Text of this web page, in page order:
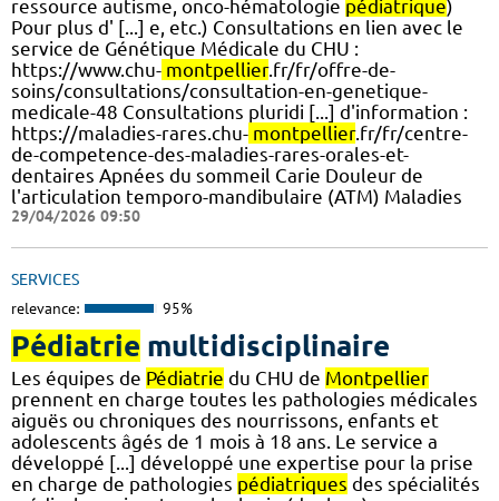
ressource autisme, onco-hématologie pédiatrique)
Pour plus d' [...] e, etc.) Consultations en lien avec le
service de Génétique Médicale du CHU :
https://www.chu- montpellier.fr/fr/offre-de-
soins/consultations/consultation-en-genetique-
medicale-48 Consultations pluridi [...] d'information :
https://maladies-rares.chu- montpellier.fr/fr/centre-
de-competence-des-maladies-rares-orales-et-
dentaires Apnées du sommeil Carie Douleur de
l'articulation temporo-mandibulaire (ATM) Maladies
29/04/2026 09:50
SERVICES
relevance: 95%
Pédiatrie multidisciplinaire
Les équipes de Pédiatrie du CHU de Montpellier
prennent en charge toutes les pathologies médicales
aiguës ou chroniques des nourrissons, enfants et
adolescents âgés de 1 mois à 18 ans. Le service a
développé [...] développé une expertise pour la prise
en charge de pathologies pédiatriques des spécialités